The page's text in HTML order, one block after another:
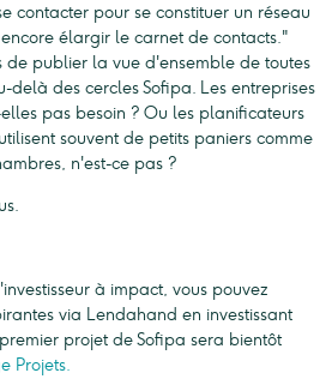
contacter pour se constituer un réseau
élargir le carnet de contacts."
de publier la vue d'ensemble de toutes
delà des cercles Sofipa. Les entreprises
pas besoin ? Ou les planificateurs
souvent de petits paniers comme
n'est-ce pas ?
à impact, vous pouvez
via Lendahand en investissant
projet de Sofipa sera bientôt
Projets.